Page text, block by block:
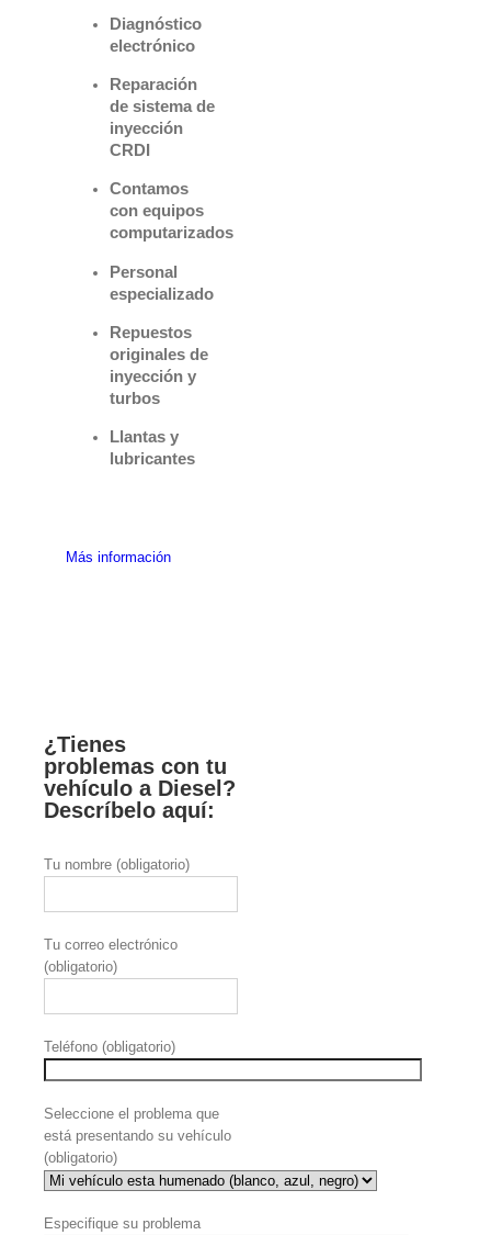
Diagnóstico
electrónico
Reparación
de sistema de
inyección
CRDI
Contamos
con equipos
computarizados
Personal
especializado
Repuestos
originales de
inyección y
turbos
Llantas y
lubricantes
Más información
¿Tienes
problemas con tu
vehículo a Diesel?
Descríbelo aquí:
Tu nombre (obligatorio)
Tu correo electrónico
(obligatorio)
Teléfono (obligatorio)
Seleccione el problema que
está presentando su vehículo
(obligatorio)
Especifique su problema